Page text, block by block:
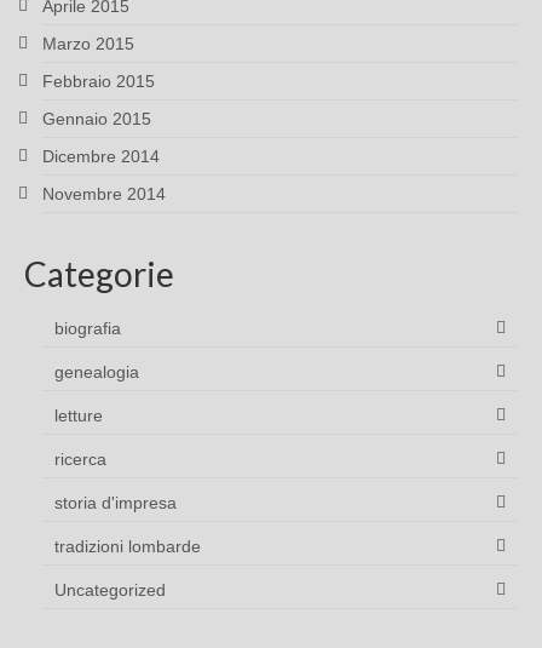
Aprile 2015
Marzo 2015
Febbraio 2015
Gennaio 2015
Dicembre 2014
Novembre 2014
Categorie
biografia
genealogia
letture
ricerca
storia d'impresa
tradizioni lombarde
Uncategorized